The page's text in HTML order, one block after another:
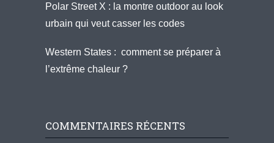
Polar Street X : la montre outdoor au look
urbain qui veut casser les codes
Western States : comment se préparer à
l’extrême chaleur ?
COMMENTAIRES RÉCENTS